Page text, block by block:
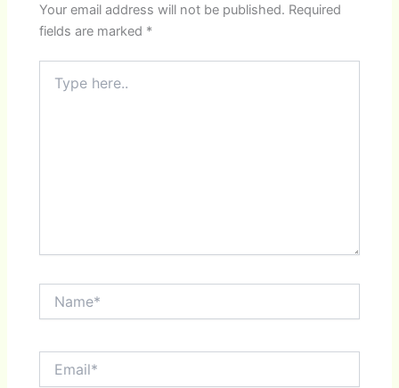
Your email address will not be published. Required
fields are marked *
here..